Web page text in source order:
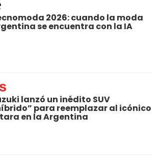
2026: cuando la moda
se encuentra con la IA
lanzó un inédito SUV
para reemplazar al icónico
en la Argentina